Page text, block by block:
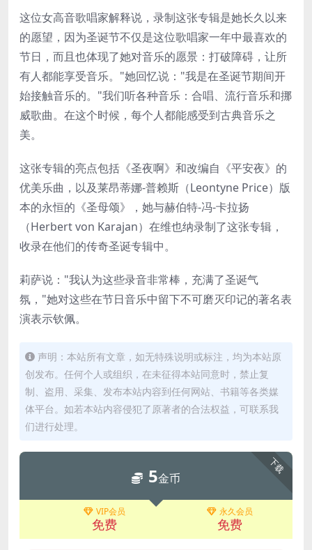
这位女高音歌唱家解释说，录制这张专辑是她长久以来
的愿望，因为圣诞节不仅是这位歌唱家一年中最喜欢的
节日，而且也体现了她对音乐的愿景：打破障碍，让所
有人都能享受音乐。"她回忆说："我是在圣诞节期间开
始接触音乐的。"我们听各种音乐：合唱、流行音乐和挪
威歌曲。在这个时候，每个人都能感受到古典音乐之
美。
这张专辑的亮点包括《圣夜啊》和改编自《平安夜》的
优美乐曲，以及莱昂蒂娜-普赖斯（Leontyne Price）版
本的永恒的《圣母颂》，她与赫伯特-冯-卡拉扬
（Herbert von Karajan）在维也纳录制了这张专辑，
收录在他们的传奇圣诞专辑中。
莉萨说："我认为这些录音非常棒，充满了圣诞气
氛，"她对这些在节日音乐中留下不可磨灭印记的著名表
演表示钦佩。
声明：本站所有文章，如无特殊说明或标注，均为本站原
创发布。任何个人或组织，在未征得本站同意时，禁止复
制、盗用、采集、发布本站内容到任何网站、书籍等各类媒
体平台。如若本站内容侵犯了原著者的合法权益，可联系我
们进行处理。
下载
5金币
VIP会员
免费
永久会员
免费